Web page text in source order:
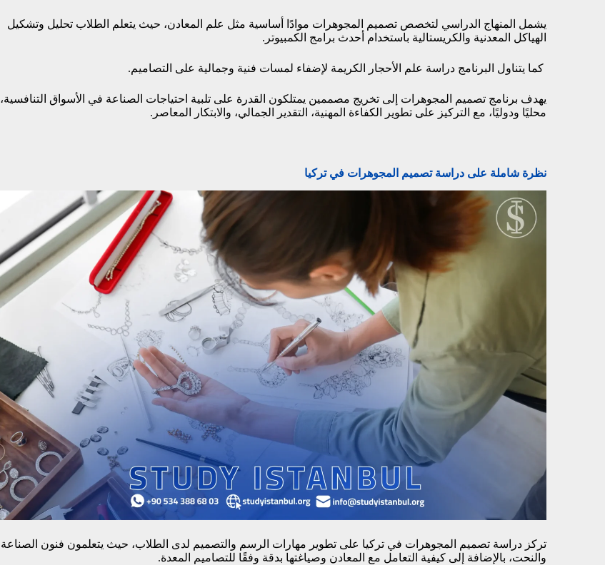
يشمل المنهاج الدراسي لتخصص تصميم المجوهرات موادًا أساسية مثل علم المعادن، حيث يتعلم الطلاب تحليل وتشكيل
الهياكل المعدنية والكريستالية باستخدام أحدث برامج الكمبيوتر.
كما يتناول البرنامج دراسة علم الأحجار الكريمة لإضفاء لمسات فنية وجمالية على التصاميم.
يهدف برنامج تصميم المجوهرات إلى تخريج مصممين يمتلكون القدرة على تلبية احتياجات الصناعة في الأسواق التنافسية،
محليًا ودوليًا، مع التركيز على تطوير الكفاءة المهنية، التقدير الجمالي، والابتكار المعاصر.
نظرة شاملة على دراسة تصميم المجوهرات في تركيا
تركز دراسة تصميم المجوهرات في تركيا على تطوير مهارات الرسم والتصميم لدى الطلاب، حيث يتعلمون فنون الصناعة
والنحت، بالإضافة إلى كيفية التعامل مع المعادن وصياغتها بدقة وفقًا للتصاميم المعدة.